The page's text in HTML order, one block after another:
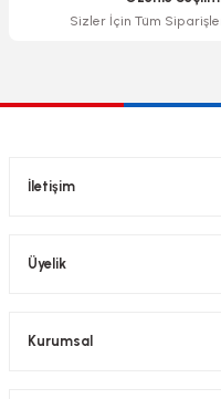
Sizler İçin Tüm
İletişim
Üyelik
Kurumsal